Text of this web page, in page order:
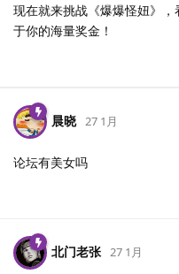
现在就来挑战《爆爆怪妞》
于你的海量奖金！
晨晓 27 1月
论坛有美女吗
北门老张 27 1月